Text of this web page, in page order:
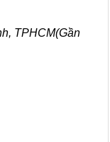
TPHCM(Gần